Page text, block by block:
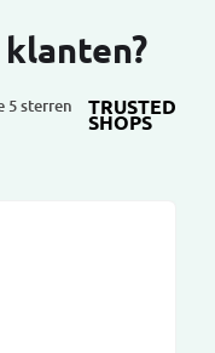
5 sterren TRUSTED
SHOPS